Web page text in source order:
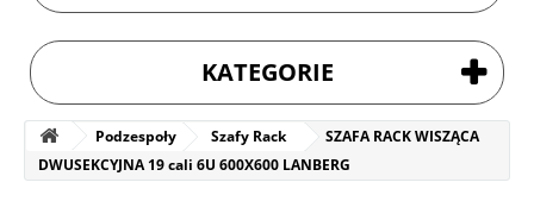
KATEGORIE
Podzespoły Szafy Rack
SZAFA RACK WISZĄCA
DWUSEKCYJNA 19 cali 6U 600X600 LANBERG